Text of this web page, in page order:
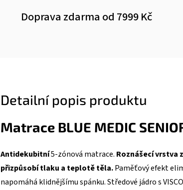
Doprava zdarma od 7999 Kč
Detailní popis produktu
Matrace BLUE MEDIC
Antidekubitní5-zónová matrace. Roznášecí vrstva
přizpůsobí tlaku a teplotě těla.Paměťový efekt
napomáhá klidnějšímu spánku. Středové jádro s